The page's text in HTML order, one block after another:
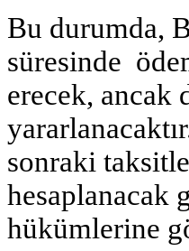
Bu durumda,
süresinde
erecek, ancak
sonraki
hesaplanacak
hükümlerine